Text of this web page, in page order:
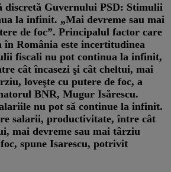
discretă Guvernului PSD: Stimulii
la infinit. „Mai devreme sau mai
de foc”. Principalul factor care
România este incertitudinea
fiscali nu pot continua la infinit,
cât încasezi şi cât cheltui, mai
loveşte cu putere de foc, a
BNR, Mugur Isărescu.
nu pot să continue la infinit.
salarii, productivitate, între cât
mai devreme sau mai târziu
spune Isarescu, potrivit